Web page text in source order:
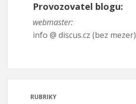
Provozovatel blogu:
webmaster:
info @ discus.cz (bez mezer)
RUBRIKY